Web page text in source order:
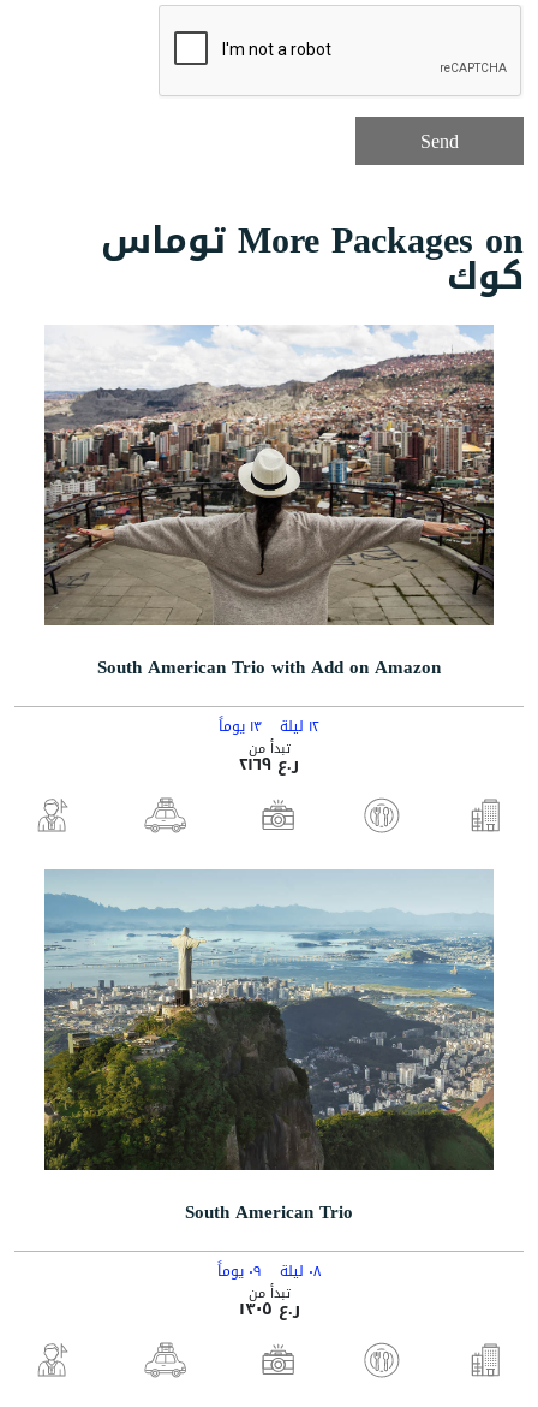
More Packages on توماس
كوك
South American Trio with Add on Amazon
١٢ ليلة ١٣ يوماً
تبدأ منر.ع ٢١٦٩
South American Trio
٠٨ ليلة ٠٩ يوماً
تبدأ منر.ع ١٣٠٥